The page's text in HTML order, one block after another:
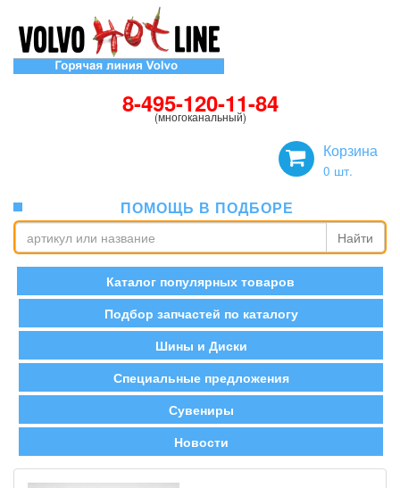
8-495-120-11-84
(многоканальный)
Корзина
0 шт.
ПОМОЩЬ В ПОДБОРЕ
Найти
Каталог популярных товаров
Подбор запчастей по каталогу
Шины и Диски
Специальные предложения
Сувениры
Новости